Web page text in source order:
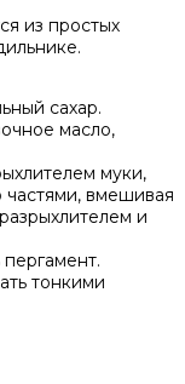
из простых
сахар.
масло,
муки,
частями, вмешивая
и
тонкими